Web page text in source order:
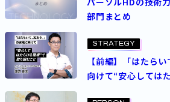
部門まとめ
STRATEGY
【前編】「はたら
向けて“安心しては